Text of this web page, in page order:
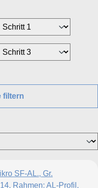
filtern